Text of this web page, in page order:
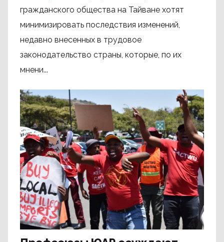
гражданского общества на Тайване хотят
минимизировать последствия изменений,
недавно внесенных в трудовое
законодательство страны, которые, по их
мнени...